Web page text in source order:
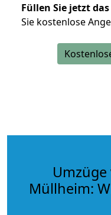
Füllen Sie jetzt
Sie kostenlose
Müllheim: